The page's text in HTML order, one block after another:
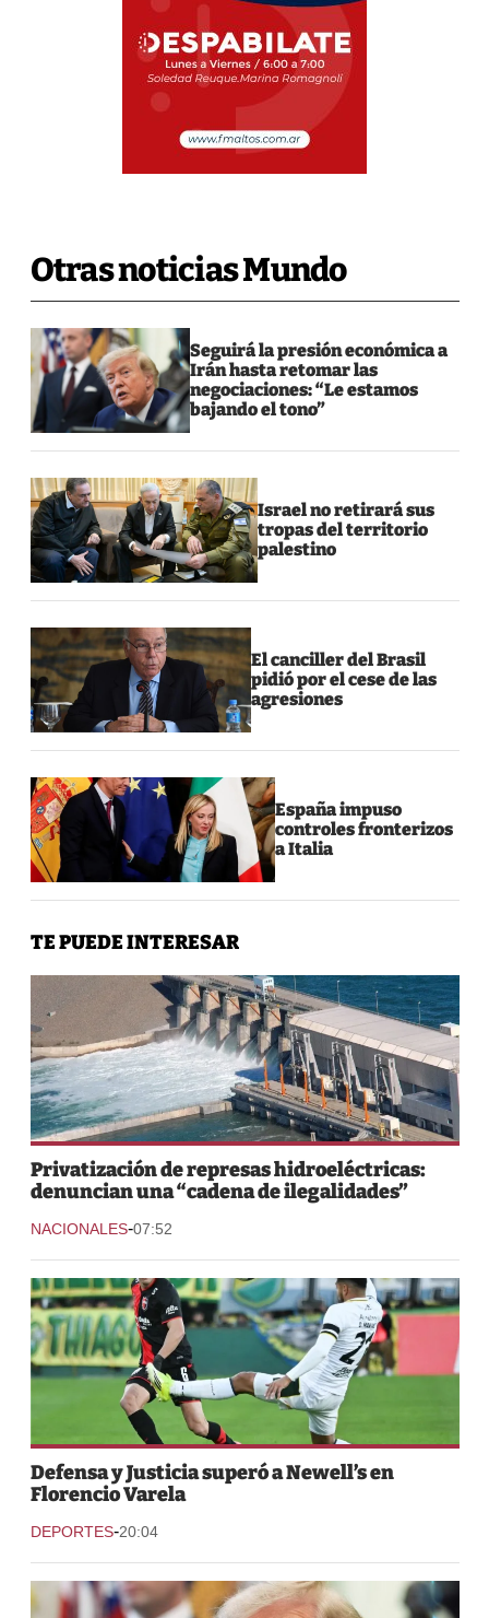
Otras noticias Mundo
Seguirá la presión económica a
Irán hasta retomar las
negociaciones: “Le estamos
bajando el tono”
Israel no retirará sus
tropas del territorio
palestino
El canciller del Brasil
pidió por el cese de las
agresiones
España impuso
controles fronterizos
a Italia
TE PUEDE INTERESAR
Privatización de represas hidroeléctricas:
denuncian una “cadena de ilegalidades”
NACIONALES-07:52
Defensa y Justicia superó a Newell’s en
Florencio Varela
DEPORTES-20:04